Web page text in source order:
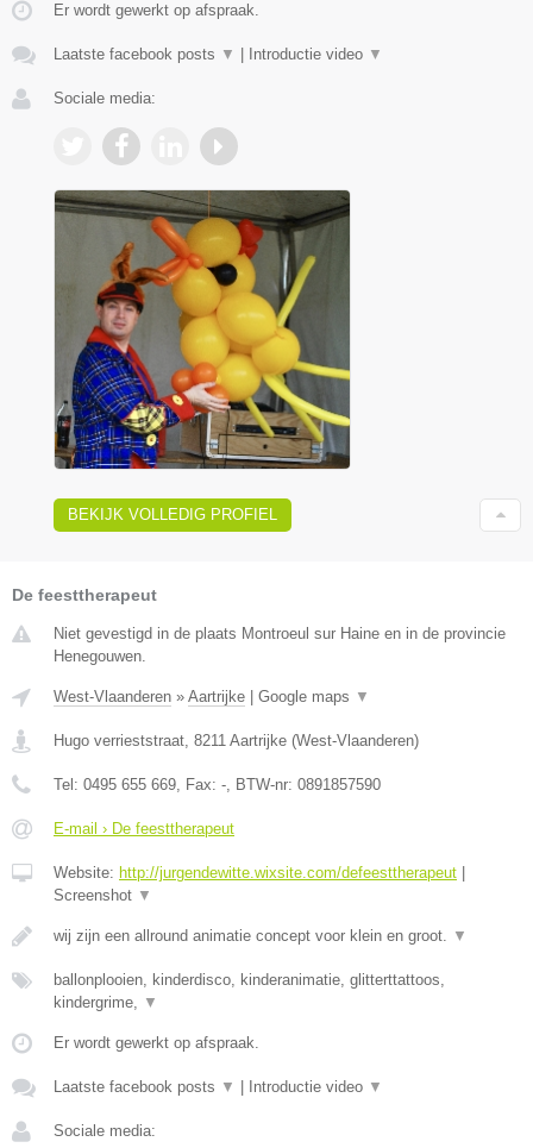
Er wordt gewerkt op afspraak.
Laatste facebook posts ▼ Introductie video ▼
Sociale media:
BEKIJK VOLLEDIG PROFIEL
De feesttherapeut
Niet gevestigd in de plaats Montroeul sur Haine en in de provincie
Henegouwen.
West-Vlaanderen » Aartrijke | Google maps ▼
Hugo verrieststraat 8211 Aartrijke (West-Vlaanderen)
Tel: 0495 655 669 , Fax: - , BTW-nr: 0891857590
E-mail › De feesttherapeut
Website: http://jurgendewitte.wixsite.com/defeesttherapeut |
Screenshot ▼
wij zijn een allround animatie concept voor klein en groot. ▼
ballonplooien, kinderdisco, kinderanimatie, glitterttattoos,
kindergrime,
▼
Er wordt gewerkt op afspraak.
Laatste facebook posts ▼ | Introductie video ▼
Sociale media: